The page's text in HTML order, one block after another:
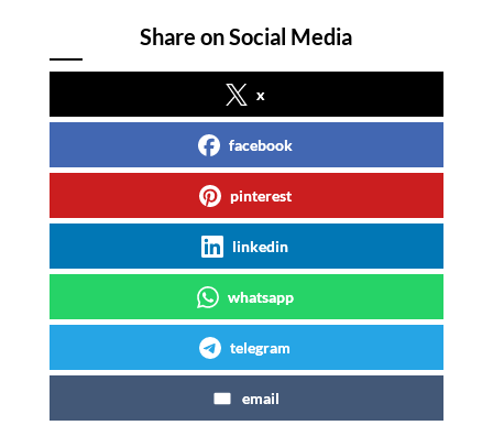
Share on Social Media
x
facebook
pinterest
linkedin
whatsapp
telegram
email